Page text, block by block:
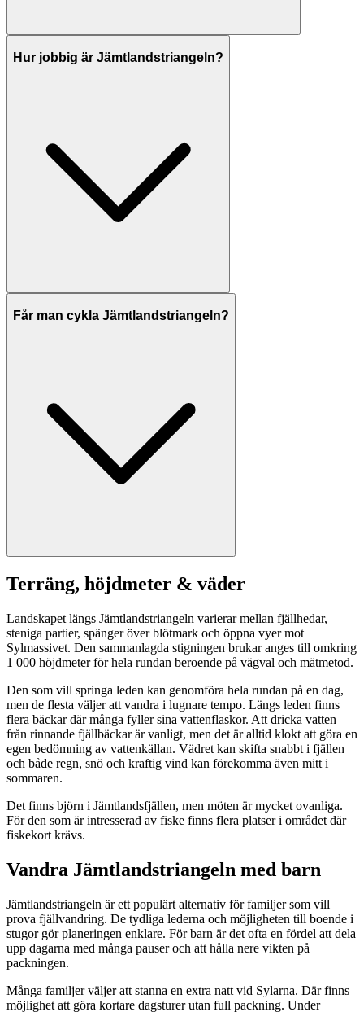
Hur jobbig är Jämtlandstriangeln?
Får man cykla Jämtlandstriangeln?
Terräng, höjdmeter & väder
Landskapet längs Jämtlandstriangeln varierar mellan fjällhedar,
steniga partier, spänger över blötmark och öppna vyer mot
Sylmassivet. Den sammanlagda stigningen brukar anges till omkring
1 000 höjdmeter för hela rundan beroende på vägval och mätmetod.
Den som vill springa leden kan genomföra hela rundan på en dag,
men de flesta väljer att vandra i lugnare tempo. Längs leden finns
flera bäckar där många fyller sina vattenflaskor. Att dricka vatten
från rinnande fjällbäckar är vanligt, men det är alltid klokt att göra en
egen bedömning av vattenkällan. Vädret kan skifta snabbt i fjällen
och både regn, snö och kraftig vind kan förekomma även mitt i
sommaren.
Det finns björn i Jämtlandsfjällen, men möten är mycket ovanliga.
För den som är intresserad av fiske finns flera platser i området där
fiskekort krävs.
Vandra Jämtlandstriangeln med barn
Jämtlandstriangeln är ett populärt alternativ för familjer som vill
prova fjällvandring. De tydliga lederna och möjligheten till boende i
stugor gör planeringen enklare. För barn är det ofta en fördel att dela
upp dagarna med många pauser och att hålla nere vikten på
packningen.
Många familjer väljer att stanna en extra natt vid Sylarna. Där finns
möjlighet att göra kortare dagsturer utan full packning. Under